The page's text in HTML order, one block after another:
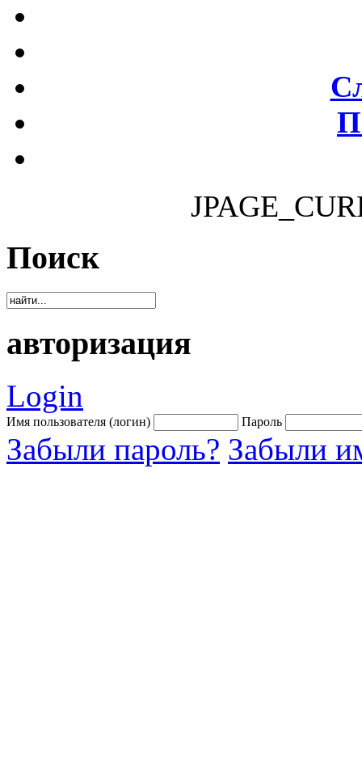
Поиск
авторизация
Login
Имя пользователя (логин) Пароль
Забыли пароль? Забыли